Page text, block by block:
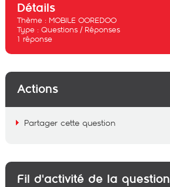
Détails
Thème : MOBILE OOREDOO
Type : Questions / Réponses
1 réponse
Actions
Partager cette question
Fil d'activité de la question